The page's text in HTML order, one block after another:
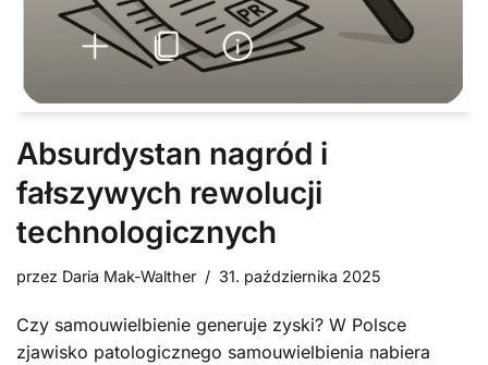
Absurdystan nagród i
fałszywych rewolucji
technologicznych
przez Daria Mak-Walther 31. października 2025
Czy samouwielbienie generuje zyski? W Polsce
zjawisko patologicznego samouwielbienia nabiera